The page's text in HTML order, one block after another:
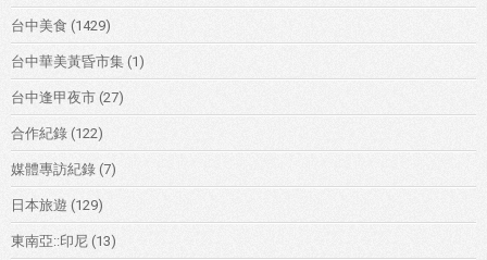
台中美食 (1429)
台中華美黃昏市集 (1)
台中逢甲夜市 (27)
合作紀錄 (122)
媒體專訪紀錄 (7)
日本旅遊 (129)
東南亞::印尼 (13)